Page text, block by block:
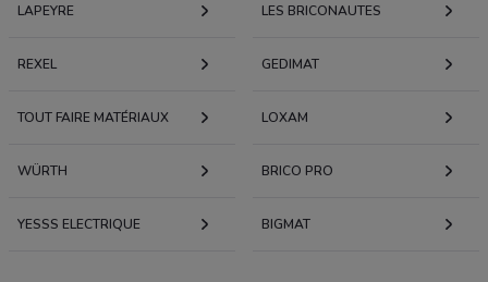
LAPEYRE LES BRICONAUTES
REXEL GEDIMAT
TOUT FAIRE MATÉRIAUX LOXAM
WÜRTH BRICO PRO
YESSS ELECTRIQUE BIGMAT